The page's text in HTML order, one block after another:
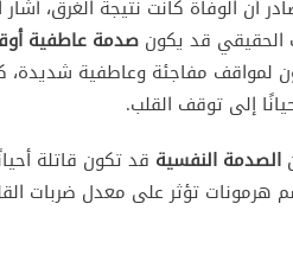
أن الوفاة كانت نتيجة الغرق، أشار
الحقيقي قد يكون صدمة عاطفية
لمواقف مفاجئة وعاطفية شديدة،
إلى توقف القلب.
الصدمة النفسية قد تكون قاتلة
هرمونات تؤثر على معدل ضربات